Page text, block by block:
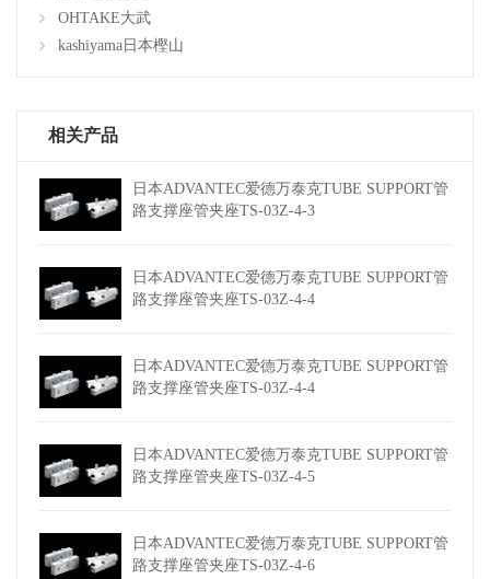
OHTAKE大武
kashiyama日本樫山
相关产品
日本ADVANTEC爱德万泰克TUBE SUPPORT管
路支撑座管夹座TS-03Z-4-3
日本ADVANTEC爱德万泰克TUBE SUPPORT管
路支撑座管夹座TS-03Z-4-4
日本ADVANTEC爱德万泰克TUBE SUPPORT管
路支撑座管夹座TS-03Z-4-4
日本ADVANTEC爱德万泰克TUBE SUPPORT管
路支撑座管夹座TS-03Z-4-5
日本ADVANTEC爱德万泰克TUBE SUPPORT管
路支撑座管夹座TS-03Z-4-6